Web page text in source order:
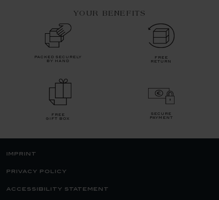
YOUR BENEFITS
packed securely
by hand
free
return
free
gift box
secure
payment
imprint
privacy policy
accessibility statement